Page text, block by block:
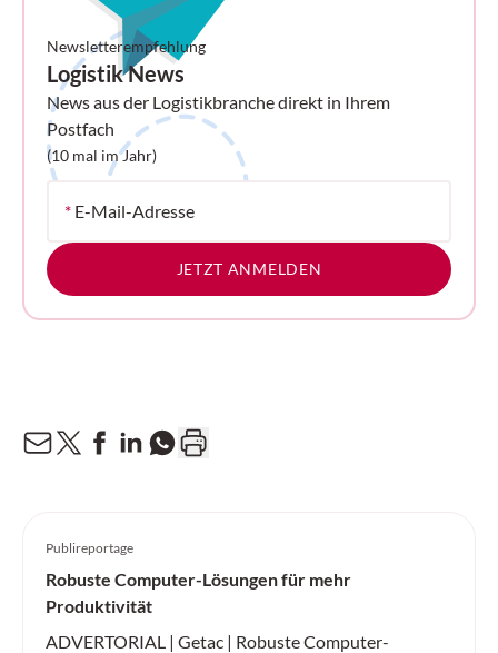
Newsletterempfehlung
Logistik News
News aus der Logistikbranche direkt in Ihrem
Postfach
(10 mal im Jahr)
* E-Mail-Adresse
JETZT ANMELDEN
Publireportage
Robuste Computer-Lösungen für mehr
Produktivität
ADVERTORIAL | Getac | Robuste Computer-